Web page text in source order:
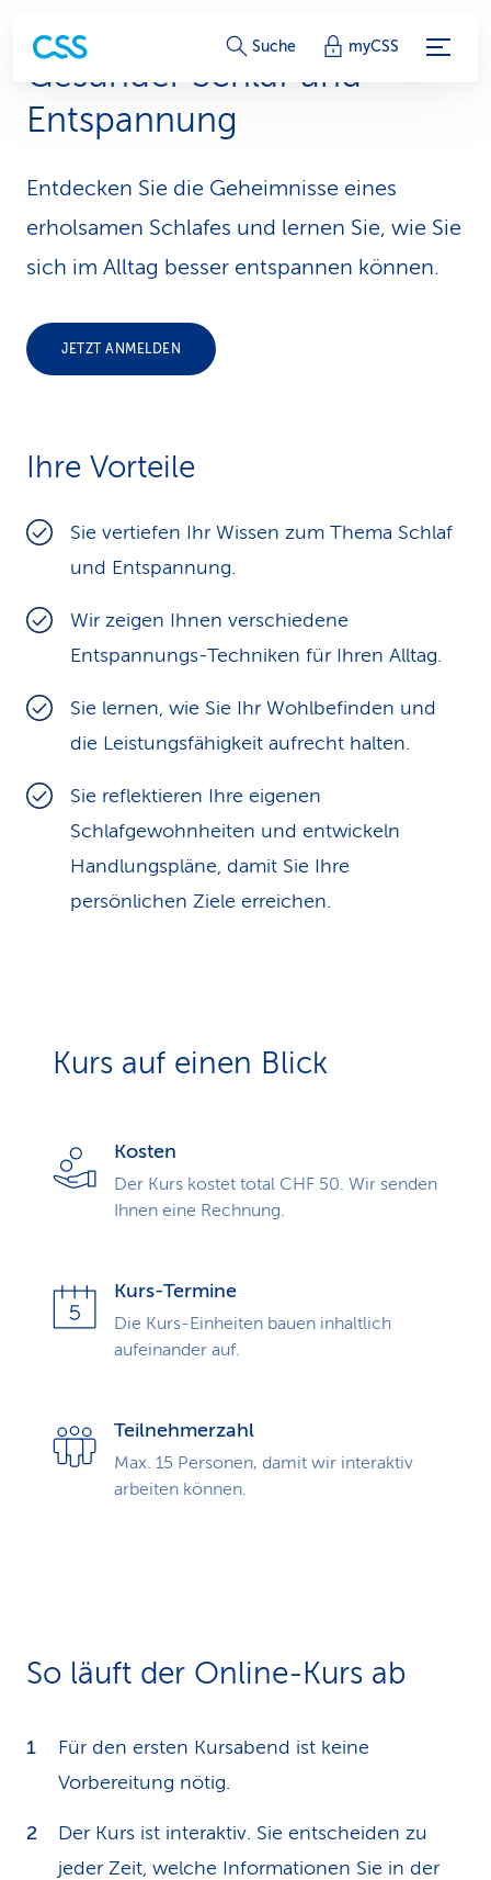
S
e
r
v
i
c
k
s
Suche myCSS
Gesunder Schlaf und
Entspannung
Entdecken Sie die Geheimnisse eines
erholsamen Schlafes und lernen Sie, wie Sie
sich im Alltag besser entspannen können.
JETZT ANMELDEN
Ihre Vorteile
Sie vertiefen Ihr Wissen zum Thema Schlaf
und Entspannung.
Wir zeigen Ihnen verschiedene
Entspannungs-Techniken für Ihren Alltag.
Sie lernen, wie Sie Ihr Wohlbefinden und
die Leistungsfähigkeit aufrecht halten.
Sie reflektieren Ihre eigenen
Schlafgewohnheiten und entwickeln
Handlungspläne, damit Sie Ihre
persönlichen Ziele erreichen.
Kurs auf einen Blick
Kosten
Der Kurs kostet total CHF 50. Wir senden
Ihnen eine Rechnung.
Kurs-Termine
Die Kurs-Einheiten bauen inhaltlich
aufeinander auf.
Teilnehmerzahl
Max. 15 Personen, damit wir interaktiv
arbeiten können.
So läuft der Online-Kurs ab
Für den ersten Kursabend ist keine
Vorbereitung nötig.
Der Kurs ist interaktiv. Sie entscheiden zu
jeder Zeit, welche Informationen Sie in der